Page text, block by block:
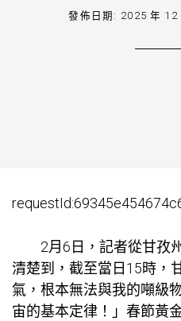
發佈日期: 2025 年 12
2月6日，記者從甘孜
清楚到，截至當日15時，
氣，根本無法與我的噸級
宙的基本定律！」春節黃